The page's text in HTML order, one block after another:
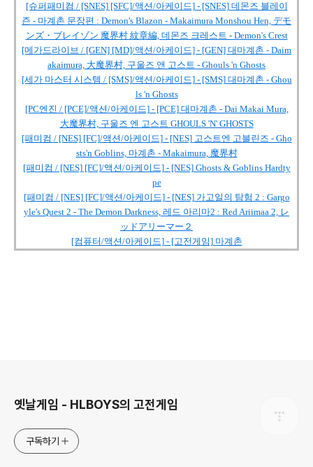
[슈퍼패미컴 / [SNES] [SFC]/액션/아케이드] - [SNES] 데몬즈 블레이
즌 - 마계촌 문장편 : Demon's Blazon - Makaimura Monshou Hen, デモ
ンズ・ブレイゾン 魔界村 紋章編, 데몬즈 크레스트 - Demon's Crest
[메가드라이브 / [GEN] [MD]/액션/아케이드] - [GEN] 대마계촌 - Daim
akaimura, 大魔界村, 구울즈 앤 고스트 - Ghouls 'n Ghosts
[세가 마스터 시스템 / [SMS]/액션/아케이드] - [SMS] 대마계촌 - Ghou
ls 'n Ghosts
[PC엔진 / [PCE]/액션/아케이드] - [PCE] 대마계촌 - Dai Makai Mura,
大魔界村, 구울즈 엔 고스트 GHOULS 'N' GHOSTS
[패미컴 / [NES] [FC]/액션/아케이드] - [NES] 고스트엔 고블린즈 - Gho
sts'n Goblins, 마계촌 - Makaimura, 魔界村
[패미컴 / [NES] [FC]/액션/아케이드] - [NES] Ghosts & Goblins Hardty
pe
[패미컴 / [NES] [FC]/액션/아케이드] - [NES] 가고일의 탐험 2 : Gargo
yle's Quest 2 - The Demon Darkness, 레드 아리마2 : Red Ariimaa 2, レ
ッドアリーマー２
[컴퓨터/액션/아케이드] - [고전게임] 마계촌
옛날게임 - HLBOYS의 고전게임
구독하기